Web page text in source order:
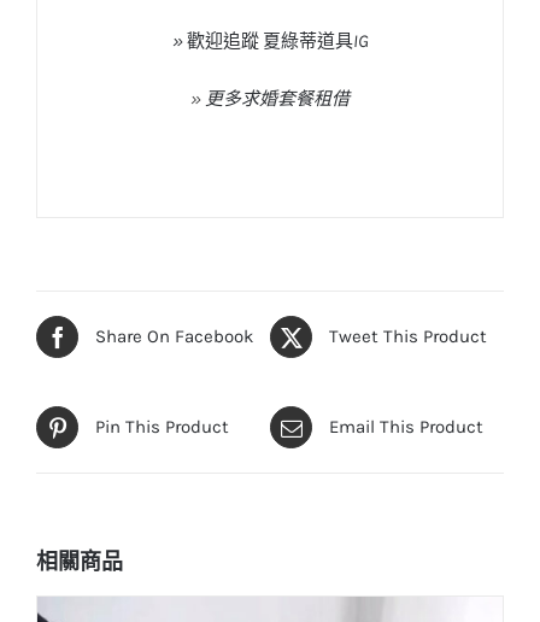
»歡迎追蹤 夏綠蒂道具IG
» 更多求婚套餐租借
Share On Facebook Tweet This Product
Pin This Product Email This Product
相關商品